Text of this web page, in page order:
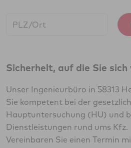
Sicherheit, auf die Sie
Unser Ingenieurbüro in 58313
Sie kompetent bei der
Hauptuntersuchung (HU) und
Dienstleistungen rund ums Kfz.
Vereinbaren Sie einen Termin